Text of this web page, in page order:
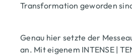
Transformation geworden
Genau hier setzte der
an. Mit eigenem INTENSE |